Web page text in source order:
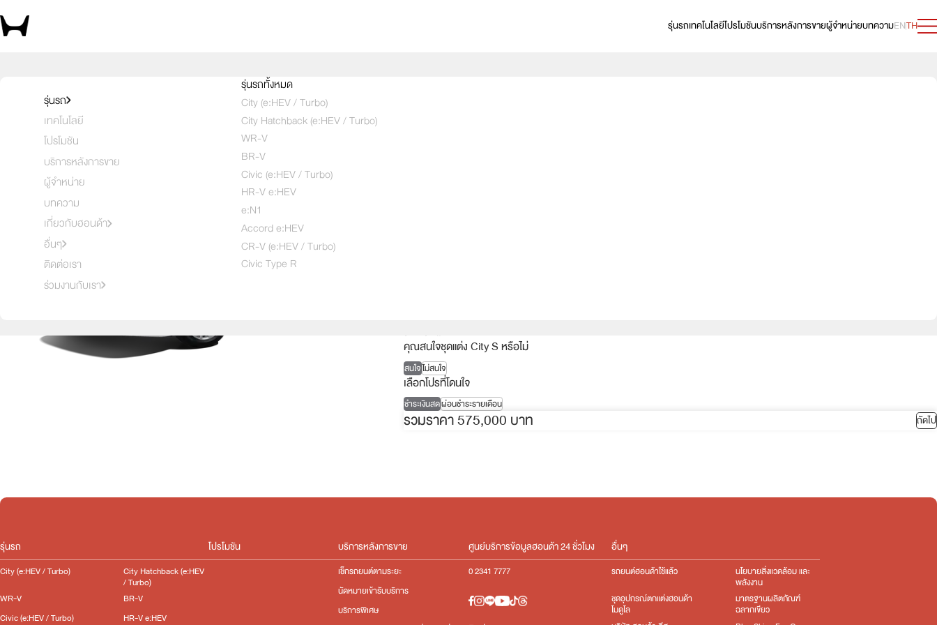
รุ่นรถเทคโนโลยีโปรโมชันบริการหลังการขายผู้จำหน่ายบทความENTH
รุ่นรถ
เทคโนโลยี
โปรโมชัน
บริการหลังการขาย
ผู้จำหน่าย
บทความ
เกี่ยวกับฮอนด้า
อื่นๆ
ติดต่อเรา
ร่วมงานกับเรา
รุ่นรถทั้งหมด
City (e:HEV / Turbo)
City Hatchback (e:HEV / Turbo)
WR-V
BR-V
Civic (e:HEV / Turbo)
HR-V e:HEV
e:N1
Accord e:HEV
CR-V (e:HEV / Turbo)
Civic Type R
บอกสิ่งที่สนใจ เพื่อรับโปรตรงใจคุณ
สีดำ เบาะผ้า
คุณสนใจชุดแต่ง City S หรือไม่
สนใจไม่สนใจ
เลือกโปรที่โดนใจ
ชำระเงินสดผ่อนชำระรายเดือน
รวมราคา 575,000 บาท ถัดไป
รุ่นรถ
City (e:HEV / Turbo) City Hatchback (e:HEV
/ Turbo)
WR-V
BR-V
Civic (e:HEV / Turbo)
HR-V e:HEV
โปรโมชัน บริการหลังการขาย
เช็กรถยนต์ตามระยะ
นัดหมายเข้ารับบริการ
บริการพิเศษ
ศูนย์บริการข้อมูลฮอนด้า 24 ชั่วโมง
0 2341 7777
อื่นๆ
รถยนต์ฮอนด้าใช้แล้ว นโยบายสิ่งแวดล้อม และ
พลังงาน
ชุดอุปกรณ์ตกแต่ง​ฮอนด้า
โมดูโล
มาตรฐานผลิตภัณฑ์
ฉลากเขียว